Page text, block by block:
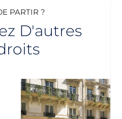
PARTIR ?
D'autres